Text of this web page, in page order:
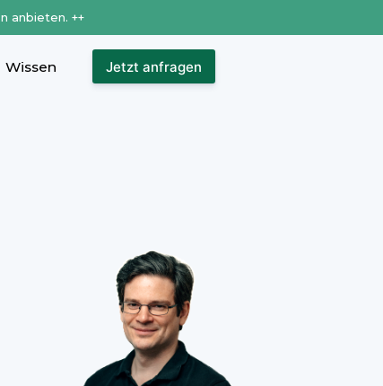
anbieten. ++
Wissen Jetzt anfragen